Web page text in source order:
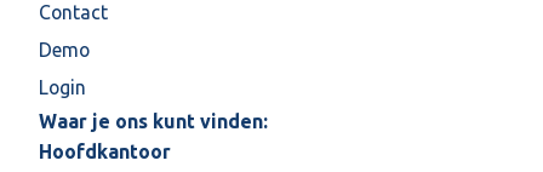
Contact
Demo
Login
Waar je ons kunt vinden:
Hoofdkantoor